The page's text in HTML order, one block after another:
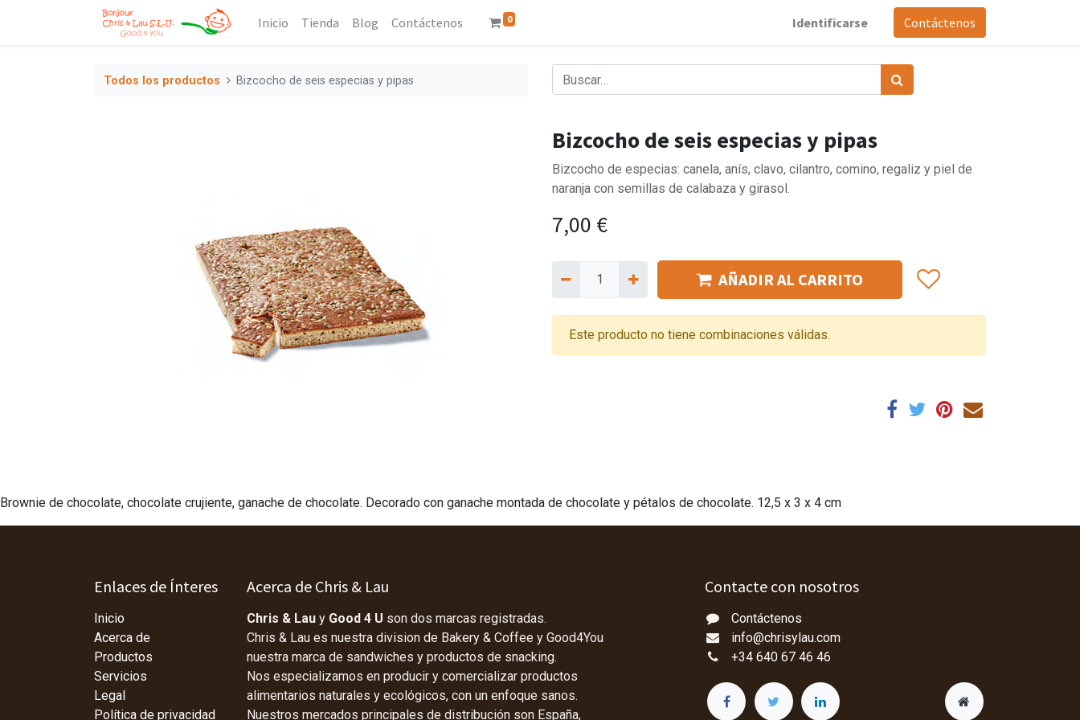
Inicio Tienda Blog Contáctenos 0 Identificarse Contáctenos
Todos los productos Bizcocho de seis especias y pipas
Bizcocho de seis especias y pipas
Bizcocho de especias: canela, anís, clavo, cilantro, comino, regaliz y piel de
naranja con semillas de calabaza y girasol.
7,00 €
AÑADIR AL CARRITO
Este producto no tiene combinaciones válidas.
Brownie de chocolate, chocolate crujiente, ganache de chocolate. Decorado con ganache montada de chocolate y pétalos de chocolate. 12,5 x 3 x 4 cm
Enlaces de Ínteres
Inicio
Acerca de
Productos
Servicios
Legal
Política de privacidad
Acerca de Chris & Lau
Chris & Lau y Good 4 U son dos marcas registradas.
Chris & Lau es nuestra division de Bakery & Coffee y Good4You
nuestra marca de sandwiches y productos de snacking.
Nos especializamos en producir y comercializar productos
alimentarios naturales y ecológicos, con un enfoque sanos.
Nuestros mercados principales de distribución son España,
Contacte con nosotros
Contáctenos
info@chrisylau.com
+34 640 67 46 46